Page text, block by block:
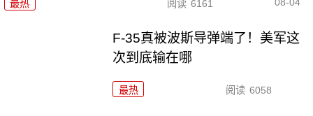
最热 阅读 6161 08-04
F-35真被波斯导弹端了！美军这
次到底输在哪
最热 阅读 6058